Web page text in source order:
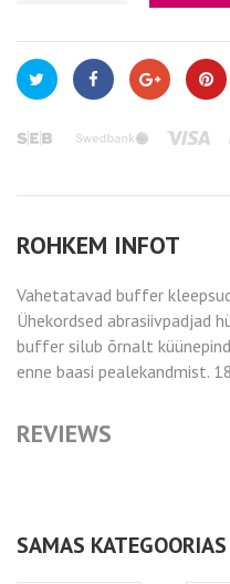
ROHKEM INFOT
Vahetatavad buffer
Ühekordsed abrasiivpadjad
buffer silub õrnalt
enne baasi pealekandmist.
REVIEWS
SAMAS